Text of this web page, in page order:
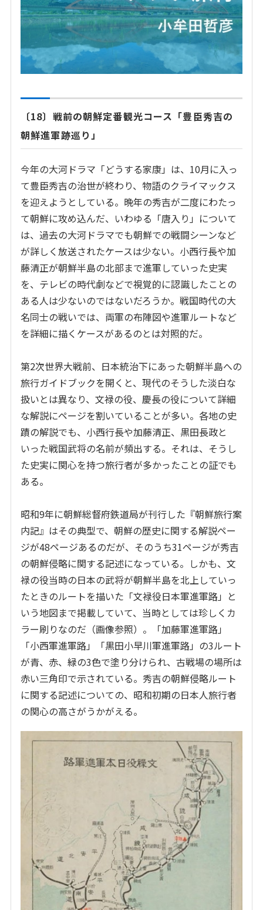
〔18〕戦前の朝鮮定番観光コース「豊臣秀吉の
朝鮮進軍跡巡り」
今年の大河ドラマ「どうする家康」は、10月に入っ
て豊臣秀吉の治世が終わり、物語のクライマックス
を迎えようとしている。晩年の秀吉が二度にわたっ
て朝鮮に攻め込んだ、いわゆる「唐入り」について
は、過去の大河ドラマでも朝鮮での戦闘シーンなど
が詳しく放送されたケースは少ない。小西行長や加
藤清正が朝鮮半島の北部まで進軍していった史実
を、テレビの時代劇などで視覚的に認識したことの
ある人は少ないのではないだろうか。戦国時代の大
名同士の戦いでは、両軍の布陣図や進軍ルートなど
を詳細に描くケースがあるのとは対照的だ。
第2次世界大戦前、日本統治下にあった朝鮮半島への
旅行ガイドブックを開くと、現代のそうした淡白な
扱いとは異なり、文禄の役、慶長の役について詳細
な解説にページを割いていることが多い。各地の史
蹟の解説でも、小西行長や加藤清正、黒田長政と
いった戦国武将の名前が頻出する。それは、そうし
た史実に関心を持つ旅行者が多かったことの証でも
ある。
昭和9年に朝鮮総督府鉄道局が刊行した『朝鮮旅行案
内記』はその典型で、朝鮮の歴史に関する解説ペー
ジが48ページあるのだが、そのうち31ページが秀吉
の朝鮮侵略に関する記述になっている。しかも、文
禄の役当時の日本の武将が朝鮮半島を北上していっ
たときのルートを描いた「文禄役日本軍進軍路」と
いう地図まで掲載していて、当時としては珍しくカ
ラー刷りなのだ（画像参照）。「加藤軍進軍路」
「小西軍進軍路」「黒田小早川軍進軍路」の3ルート
が青、赤、緑の3色で塗り分けられ、古戦場の場所は
赤い三角印で示されている。秀吉の朝鮮侵略ルート
に関する記述についての、昭和初期の日本人旅行者
の関心の高さがうかがえる。